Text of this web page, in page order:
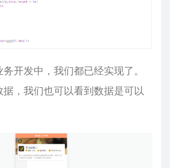
开发中，我们都已经实现了。
，我们也可以看到数据是可以